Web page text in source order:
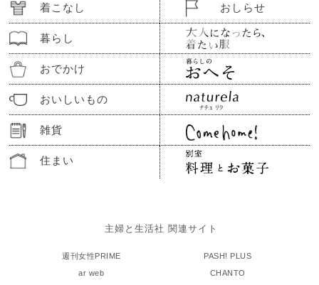
着こなし
暮らし
おでかけ
おいしいもの
雑貨
住まい
おしらせ
主婦と生活社 関連サイト
週刊女性PRIME
PASH! PLUS
ar web
CHANTO